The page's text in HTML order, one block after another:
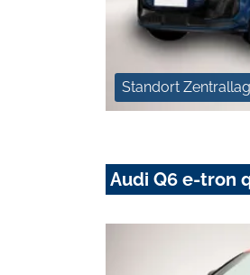
Standort
Audi Q6 e-tron